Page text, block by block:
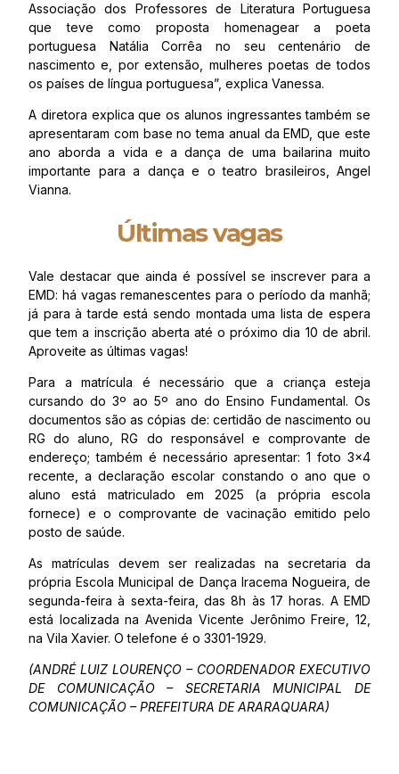
Associação dos Professores de Literatura Portuguesa
que teve como proposta homenagear a poeta
portuguesa Natália Corrêa no seu centenário de
nascimento e, por extensão, mulheres poetas de todos
os países de língua portuguesa”, explica Vanessa.
A diretora explica que os alunos ingressantes também se
apresentaram com base no tema anual da EMD, que este
ano aborda a vida e a dança de uma bailarina muito
importante para a dança e o teatro brasileiros, Angel
Vianna.
Últimas vagas
Vale destacar que ainda é possível se inscrever para a
EMD: há vagas remanescentes para o período da manhã;
já para à tarde está sendo montada uma lista de espera
que tem a inscrição aberta até o próximo dia 10 de abril.
Aproveite as últimas vagas!
Para a matrícula é necessário que a criança esteja
cursando do 3º ao 5º ano do Ensino Fundamental. Os
documentos são as cópias de: certidão de nascimento ou
RG do aluno, RG do responsável e comprovante de
endereço; também é necessário apresentar: 1 foto 3×4
recente, a declaração escolar constando o ano que o
aluno está matriculado em 2025 (a própria escola
fornece) e o comprovante de vacinação emitido pelo
posto de saúde.
As matrículas devem ser realizadas na secretaria da
própria Escola Municipal de Dança Iracema Nogueira, de
segunda-feira à sexta-feira, das 8h às 17 horas. A EMD
está localizada na Avenida Vicente Jerônimo Freire, 12,
na Vila Xavier. O telefone é o 3301-1929.
(ANDRÉ LUIZ LOURENÇO – COORDENADOR EXECUTIVO
DE COMUNICAÇÃO – SECRETARIA MUNICIPAL DE
COMUNICAÇÃO – PREFEITURA DE ARARAQUARA)